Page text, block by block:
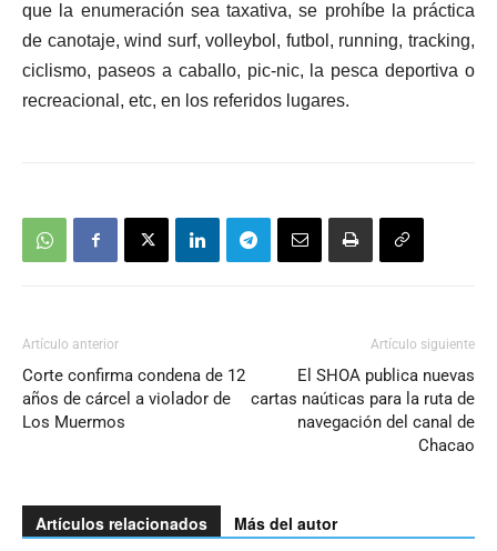
que la enumeración sea taxativa, se prohíbe la práctica
de canotaje, wind surf, volleybol, futbol, running, tracking,
ciclismo, paseos a caballo, pic-nic, la pesca deportiva o
recreacional, etc, en los referidos lugares.
Artículo anterior
Corte confirma condena de 12
años de cárcel a violador de
Los Muermos
Artículo siguiente
El SHOA publica nuevas
cartas naúticas para la ruta de
navegación del canal de
Chacao
Artículos relacionados Más del autor